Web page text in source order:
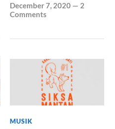
December 7, 2020 — 2
Comments
MUSIK